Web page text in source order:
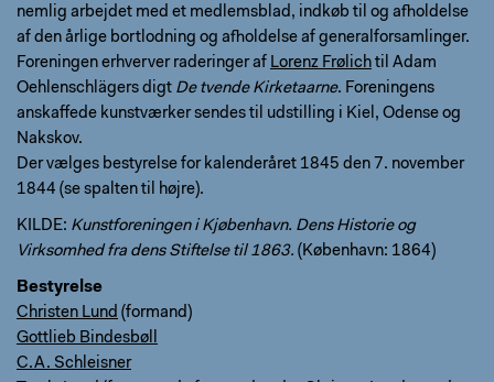
nemlig arbejdet med et medlemsblad, indkøb til og afholdelse
af den årlige bortlodning og afholdelse af generalforsamlinger.
Foreningen erhverver raderinger af Lorenz Frølich til Adam
Oehlenschlägers digt De tvende Kirketaarne. Foreningens
anskaffede kunstværker sendes til udstilling i Kiel, Odense og
Nakskov.
Der vælges bestyrelse for kalenderåret 1845 den 7. november
1844 (se spalten til højre).
KILDE: Kunstforeningen i Kjøbenhavn. Dens Historie og
Virksomhed fra dens Stiftelse til 1863. (København: 1864)
Bestyrelse
Christen Lund (formand)
Gottlieb Bindesbøll
C.A. Schleisner